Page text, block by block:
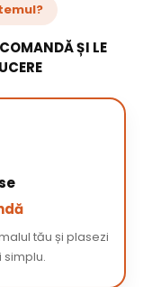
ȘI LE
tău și plasezi